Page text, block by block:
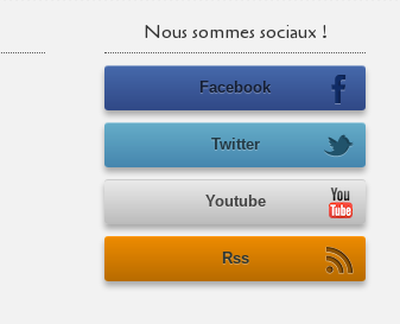
Nous sommes sociaux !
Facebook
Twitter
Youtube
Rss